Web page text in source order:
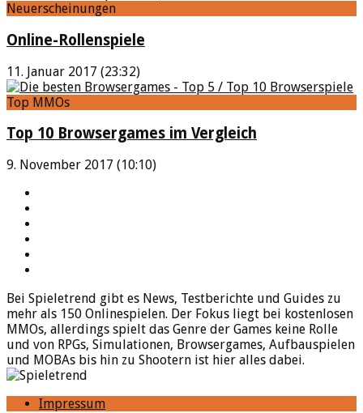
Neuerscheinungen
Online-Rollenspiele
11. Januar 2017 (23:32)
Top MMOs
Top 10 Browsergames im Vergleich
9. November 2017 (10:10)
Bei Spieletrend gibt es News, Testberichte und Guides zu
mehr als 150 Onlinespielen. Der Fokus liegt bei kostenlosen
MMOs, allerdings spielt das Genre der Games keine Rolle
und von RPGs, Simulationen, Browsergames, Aufbauspielen
und MOBAs bis hin zu Shootern ist hier alles dabei.
Impressum